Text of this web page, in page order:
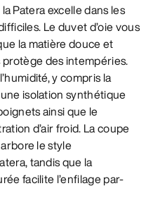
Patera excelle dans les
Le duvet d’oie vous
la matière douce et
protège des intempéries.
y compris la
isolation synthétique
ainsi que le
d’air froid. La coupe
le style
tandis que la
facilite l’enfilage par-